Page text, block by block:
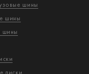
шины
шины
шины
диски